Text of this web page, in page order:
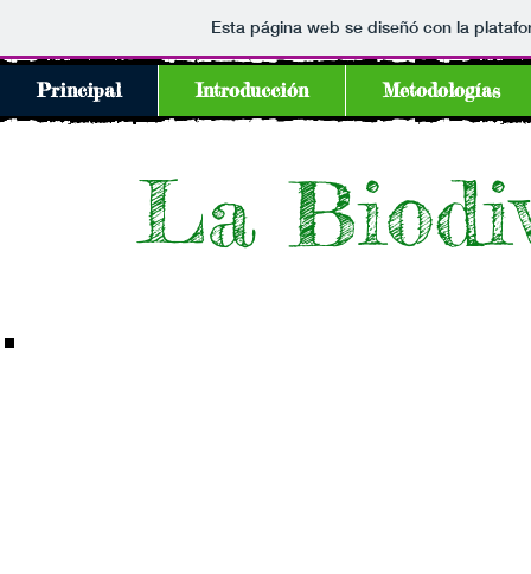
Esta página web se diseñó con la
Principal Introducción Metodologías
La